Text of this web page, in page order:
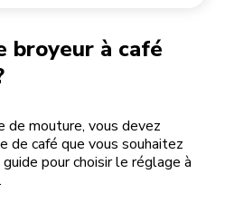
broyeur à café
de mouture, vous devez
de café que vous souhaitez
pour choisir le réglage à